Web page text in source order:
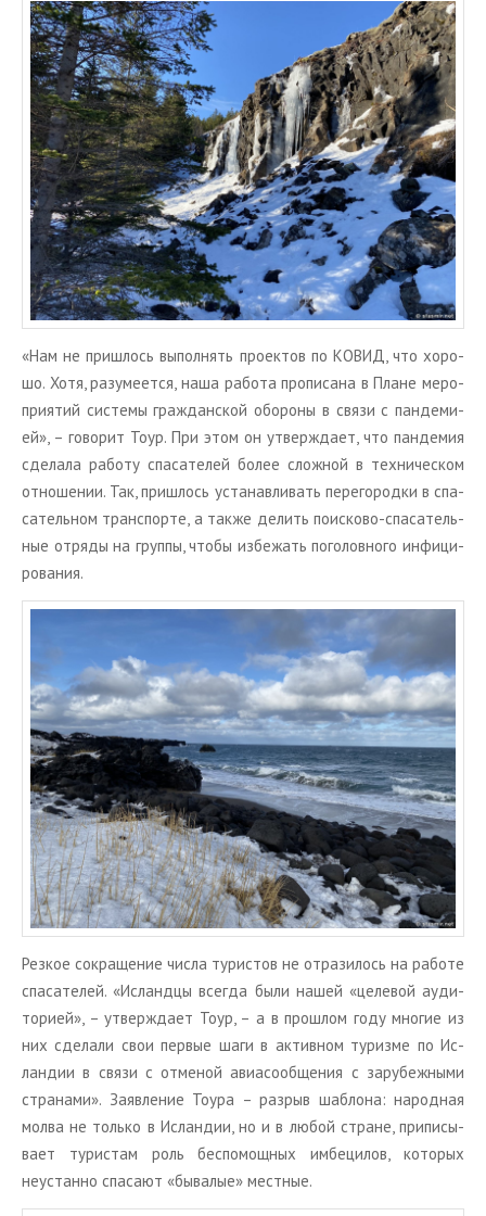
«Нам не при­ш­лось вы­пол­нять про­ек­тов по КОВИД, что хо­ро­
шо. Хотя, ра­зу­ме­ет­ся, наша ра­бо­та про­пи­са­на в Плане ме­ро­
при­я­тий си­сте­мы граж­дан­ской обо­ро­ны в связи с пан­де­ми­
ей», – го­во­рит Тоур. При этом он утвер­жда­ет, что пан­де­мия
сде­ла­ла ра­бо­ту спа­са­те­лей более слож­ной в тех­ни­че­ском
от­но­ше­нии. Так, при­ш­лось уста­нав­ли­вать пе­ре­го­род­ки в спа­
са­тель­ном транс­пор­те, а также де­лить по­ис­ко­во-спа­са­тель­
ные от­ря­ды на груп­пы, чтобы из­бе­жать по­го­лов­но­го ин­фи­ци­
ро­ва­ния.
Рез­кое со­кра­ще­ние числа ту­ри­стов не от­ра­зи­лось на ра­бо­те
спа­са­те­лей. «Ис­ланд­цы все­гда были нашей «це­ле­вой ауди­
то­ри­ей», – утвер­жда­ет Тоур, – а в про­шлом году мно­гие из
них сде­ла­ли свои пер­вые шаги в ак­тив­ном ту­риз­ме по Ис­
лан­дии в связи с от­ме­ной авиа­со­об­ще­ния с за­ру­беж­ны­ми
стра­на­ми». За­яв­ле­ние Тоура – раз­рыв шаб­ло­на: на­род­ная
молва не толь­ко в Ис­лан­дии, но и в любой стране, при­пи­сы­
ва­ет ту­ри­стам роль бес­по­мощ­ных им­бе­ци­лов, ко­то­рых
неустан­но спа­са­ют «бы­ва­лые» мест­ные.